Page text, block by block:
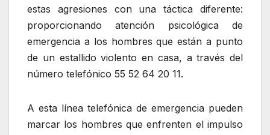
estas agresiones con una táctica diferente:
proporcionando atención psicológica de
emergencia a los hombres que están a punto
de un estallido violento en casa, a través del
número telefónico 55 52 64 20 11.
A esta línea telefónica de emergencia pueden
marcar los hombres que enfrenten el impulso